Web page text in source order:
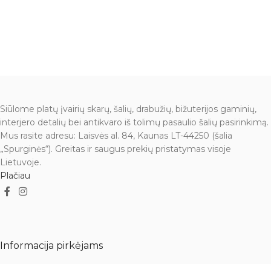
Siūlome platų įvairių skarų, šalių, drabužių, bižuterijos gaminių,
interjero detalių bei antikvaro iš tolimų pasaulio šalių pasirinkimą.
Mus rasite adresu: Laisvės al. 84, Kaunas LT-44250 (šalia
„Spurginės“). Greitas ir saugus prekių pristatymas visoje
Lietuvoje.
Plačiau
Informacija pirkėjams